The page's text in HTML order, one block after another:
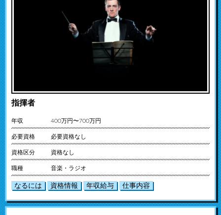
指揮者
年収 400万円〜700万円
必要資格 必要資格なし
資格区分 資格なし
職種 音楽・ラジオ
なるには 資格情報 年収給与 仕事内容